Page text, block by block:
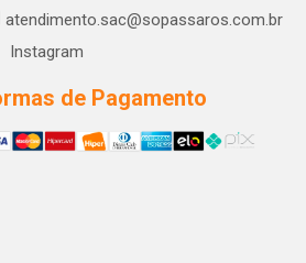
atendimento.sac@sopassaros.com.br
Instagram
de Pagamento